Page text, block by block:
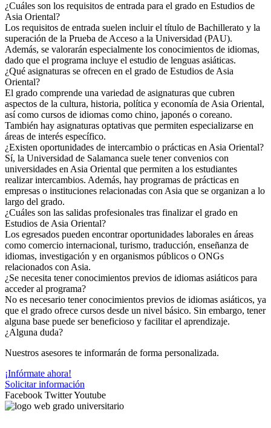
¿Cuáles son los requisitos de entrada para el grado en Estudios de
Asia Oriental?
Los requisitos de entrada suelen incluir el título de Bachillerato y la
superación de la Prueba de Acceso a la Universidad (PAU).
Además, se valorarán especialmente los conocimientos de idiomas,
dado que el programa incluye el estudio de lenguas asiáticas.
¿Qué asignaturas se ofrecen en el grado de Estudios de Asia
Oriental?
El grado comprende una variedad de asignaturas que cubren
aspectos de la cultura, historia, política y economía de Asia Oriental,
así como cursos de idiomas como chino, japonés o coreano.
También hay asignaturas optativas que permiten especializarse en
áreas de interés específico.
¿Existen oportunidades de intercambio o prácticas en Asia Oriental?
Sí, la Universidad de Salamanca suele tener convenios con
universidades en Asia Oriental que permiten a los estudiantes
realizar intercambios. Además, hay programas de prácticas en
empresas o instituciones relacionadas con Asia que se organizan a lo
largo del grado.
¿Cuáles son las salidas profesionales tras finalizar el grado en
Estudios de Asia Oriental?
Los egresados pueden encontrar oportunidades laborales en áreas
como comercio internacional, turismo, traducción, enseñanza de
idiomas, investigación y en organismos públicos o ONGs
relacionados con Asia.
¿Se necesita tener conocimientos previos de idiomas asiáticos para
acceder al programa?
No es necesario tener conocimientos previos de idiomas asiáticos, ya
que el grado ofrece cursos desde un nivel básico. Sin embargo, tener
alguna base puede ser beneficioso y facilitar el aprendizaje.
¿Alguna duda?
Nuestros asesores te informarán de forma personalizada.
¡Infórmate ahora!
Solicitar información
Facebook TwitterYoutube